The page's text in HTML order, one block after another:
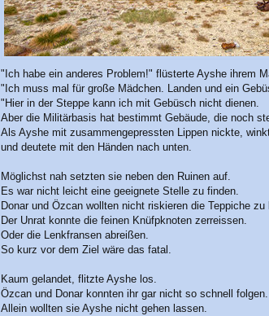
"Ich habe ein anderes Problem!" flüsterte Ayshe ihrem
"Ich muss mal für große Mädchen. Landen und ein
"Hier in der Steppe kann ich mit Gebüsch nicht dienen.
Aber die Militärbasis hat bestimmt Gebäude, die noch
Als Ayshe mit zusammengepressten Lippen nickte,
und deutete mit den Händen nach unten.
Möglichst nah setzten sie neben den Ruinen auf.
Es war nicht leicht eine geeignete Stelle zu finden.
Donar und Özcan wollten nicht riskieren die Teppiche zu
Der Unrat konnte die feinen Knüfpknoten zerreissen.
Oder die Lenkfransen abreißen.
So kurz vor dem Ziel wäre das fatal.
Kaum gelandet, flitzte Ayshe los.
Özcan und Donar konnten ihr gar nicht so schnell folgen.
Allein wollten sie Ayshe nicht gehen lassen.